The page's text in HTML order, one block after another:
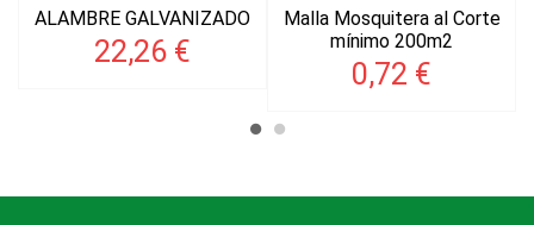
ALAMBRE GALVANIZADO
22,26 €
Malla Mosquitera al Corte
mínimo 200m2
0,72 €